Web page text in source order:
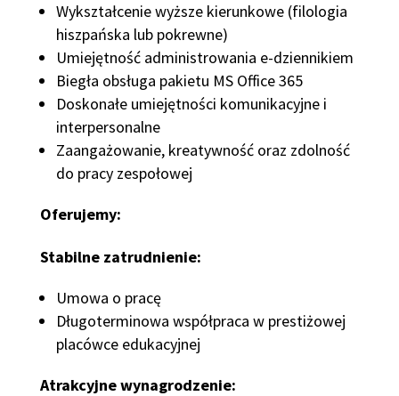
Wykształcenie wyższe kierunkowe (filologia
hiszpańska lub pokrewne)
Umiejętność administrowania e-dziennikiem
Biegła obsługa pakietu MS Office 365
Doskonałe umiejętności komunikacyjne i
interpersonalne
Zaangażowanie, kreatywność oraz zdolność
do pracy zespołowej
Oferujemy:
Stabilne zatrudnienie:
Umowa o pracę
Długoterminowa współpraca w prestiżowej
placówce edukacyjnej
Atrakcyjne wynagrodzenie: